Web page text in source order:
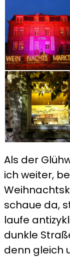
Als der
ich weiter,
schaue da,
laufe
dunkle
denn gleich